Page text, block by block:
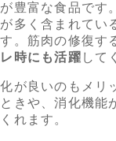
豊富な食品です
多く含まれてい
。筋肉の修復す
時にも活躍 して
が良いのもメリ
きや、消化機能
れます。